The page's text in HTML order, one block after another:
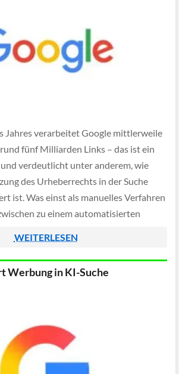
Jahres verarbeitet Google mittlerweile
fünf Milliarden Links – das ist ein
verdeutlicht unter anderem, wie
des Urheberrechts in der Suche
ist. Was einst als manuelles Verfahren
zu einem automatisierten
werden […]
WEITERLESEN
Werbung in KI-Suche